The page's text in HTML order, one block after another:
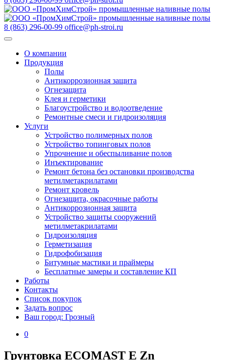
8 (863) 296-00-99 office@ph-stroi.ru
О компании
Продукция
Полы
Антикоррозионная защита
Огнезащита
Клея и герметики
Благоустройство и водоотведение
Ремонтные смеси и гидроизоляция
Услуги
Устройство полимерных полов
Устройство топинговых полов
Упрочнение и обеспыливание полов
Инъектирование
Ремонт бетона без остановки производства
метилметакрилатами
Ремонт кровель
Огнезащита, окрасочные работы
Антикоррозионная защита
Устройство защиты сооружений
метилметакрилатами
Гидроизоляция
Герметизация
Гидрофобизация
Битумные мастики и праймеры
Бесплатные замеры и составление КП
Работы
Контакты
Список покупок
Задать вопрос
Ваш город: Грозный
0
Грунтовка ECOMAST E Zn